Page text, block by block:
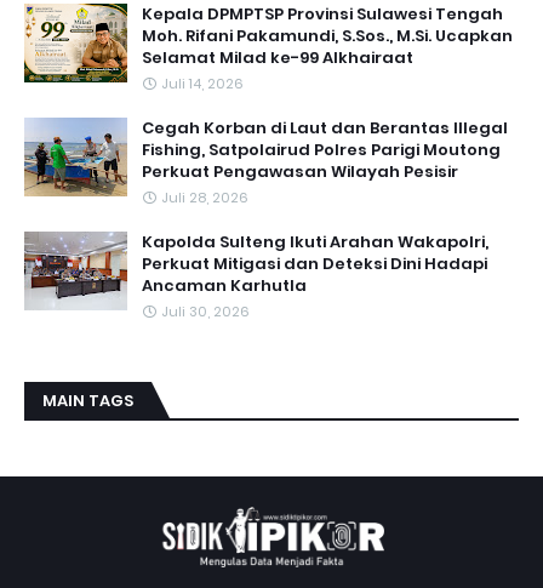
Kepala DPMPTSP Provinsi Sulawesi Tengah
Moh. Rifani Pakamundi, S.Sos., M.Si. Ucapkan
Selamat Milad ke-99 Alkhairaat
Juli 14, 2026
Cegah Korban di Laut dan Berantas Illegal
Fishing, Satpolairud Polres Parigi Moutong
Perkuat Pengawasan Wilayah Pesisir
Juli 28, 2026
Kapolda Sulteng Ikuti Arahan Wakapolri,
Perkuat Mitigasi dan Deteksi Dini Hadapi
Ancaman Karhutla
Juli 30, 2026
MAIN TAGS